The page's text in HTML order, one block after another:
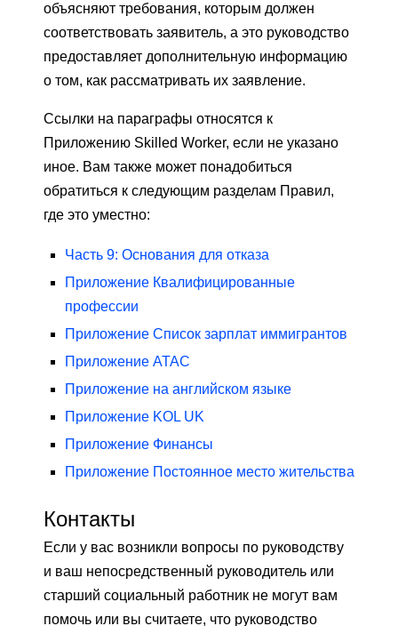
объясняют требования, которым должен
соответствовать заявитель, а это руководство
предоставляет дополнительную информацию
о том, как рассматривать их заявление.
Ссылки на параграфы относятся к
Приложению Skilled Worker, если не указано
иное. Вам также может понадобиться
обратиться к следующим разделам Правил,
где это уместно:
Часть 9: Основания для отказа
Приложение Квалифицированные
профессии
Приложение Список зарплат иммигрантов
Приложение АТАС
Приложение на английском языке
Приложение KOL UK
Приложение Финансы
Приложение Постоянное место жительства
Контакты
Если у вас возникли вопросы по руководству
и ваш непосредственный руководитель или
старший социальный работник не могут вам
помочь или вы считаете, что руководство